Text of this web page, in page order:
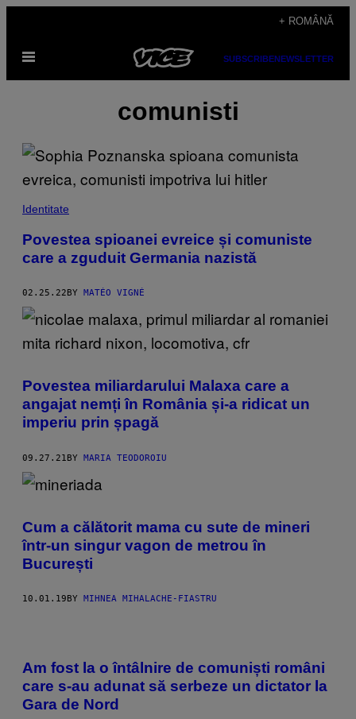
content
+ ROMÂNĂ
Open
SUBSCRIBENEWSLETTER
comunisti
Identitate
Povestea spioanei evreice și comuniste
care a zguduit Germania nazistă
02.25.22 BY MATÉO VIGNÉ
Povestea miliardarului Malaxa care a
angajat nemți în România și-a ridicat un
imperiu prin șpagă
09.27.21BY MARIA TEODOROIU
Cum a călătorit mama cu sute de mineri
într-un singur vagon de metrou în
București
10.01.19 BY MIHNEA MIHALACHE-FIASTRU
Am fost la o întâlnire de comuniști români
care s-au adunat să serbeze un dictator la
Gara de Nord